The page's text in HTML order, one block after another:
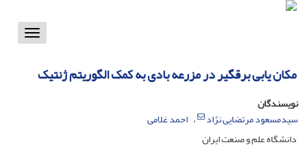
Toggle
مکان یابی برقگیر در مزرعه بادی به کمک الگوریتم ژنتیک
نویسندگان
سیدمسعود مرتضایی نژاد
احمد غلامی
دانشگاه علم و صنعت ایران